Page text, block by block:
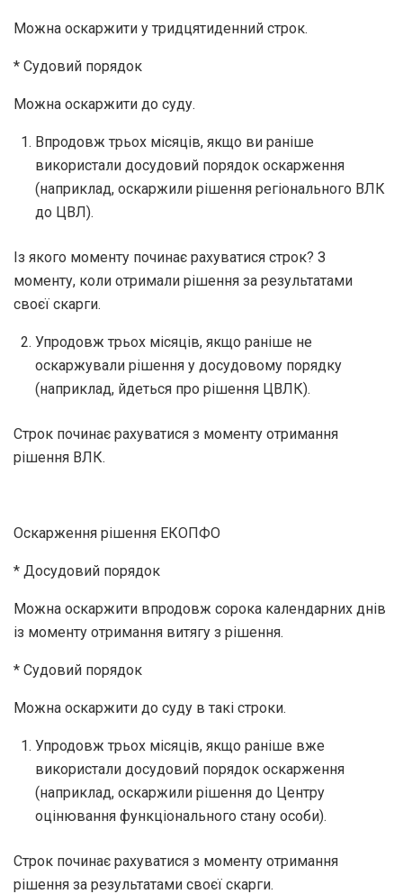
Можна оскаржити у тридцятиденний строк.
* Судовий порядок
Можна оскаржити до суду.
Впродовж трьох місяців, якщо ви раніше
використали досудовий порядок оскарження
(наприклад, оскаржили рішення регіонального ВЛК
до ЦВЛ).
Із якого моменту починає рахуватися строк? З
моменту, коли отримали рішення за результатами
своєї скарги.
Упродовж трьох місяців, якщо раніше не
оскаржували рішення у досудовому порядку
(наприклад, йдеться про рішення ЦВЛК).
Строк починає рахуватися з моменту отримання
рішення ВЛК.
Оскарження рішення ЕКОПФО
* Досудовий порядок
Можна оскаржити впродовж сорока календарних днів
із моменту отримання витягу з рішення.
* Судовий порядок
Можна оскаржити до суду в такі строки.
Упродовж трьох місяців, якщо раніше вже
використали досудовий порядок оскарження
(наприклад, оскаржили рішення до Центру
оцінювання функціонального стану особи).
Строк починає рахуватися з моменту отримання
рішення за результатами своєї скарги.